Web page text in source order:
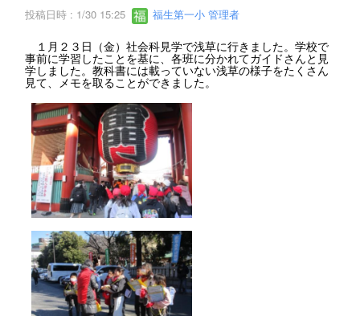
投稿日時 : 1/30 15:25 福生第一小 管理者
１月２３日（金）社会科見学で浅草に行きました。学校で
事前に学習したことを基に、各班に分かれてガイドさんと見
学しました。教科書には載っていない浅草の様子をたくさん
見て、メモを取ることができました。